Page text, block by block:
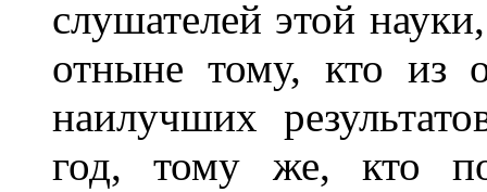
слушателей этой
отныне тому, кто из
наилучших
год, тому же, кто